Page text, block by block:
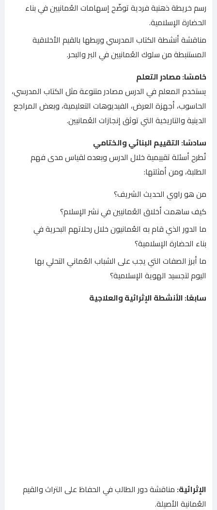
رسم خريطة ذهنية فردية توضّح إسهامات العُمانيين في بناء
الحضارة الإسلامية.
مناقشة أنشطة الكتاب المدرسي وربطها بالقيم الأخلاقية
المستنبطة من سلوك العُمانيين في البر والبحر.
خامسًا: مصادر التعلم
يستخدم المعلم في الدرس مصادر متنوعة مثل الكتاب المدرسي،
الحاسوب، أجهزة العرض، الفيديوهات التعليمية، وبعض المراجع
الدينية والتاريخية التي توثق إنجازات العُمانيين.
سادسًا: التقييم البنائي والختامي
تُطرح أسئلة تقييمية خلال الدرس وبعده لقياس مدى فهم
الطلبة، ومن أمثلتها:
من هو راوي الحديث الشريف؟
كيف ساهمت أخلاق العُمانيين في نشر الإسلام؟
ما الدور الذي قام به العُمانيون خلال رحلاتهم البحرية في
بناء الحضارة الإسلامية؟
ما أبرز الصفات التي يجب على الشباب العُماني التحلي بها
اليوم لتجسيد الهوية الإسلامية؟
سابعًا: الأنشطة الإثرائية والعلاجية
الإثرائية: مناقشة دور الطالب في الحفاظ على التراث والقيم
العُمانية الأصيلة.